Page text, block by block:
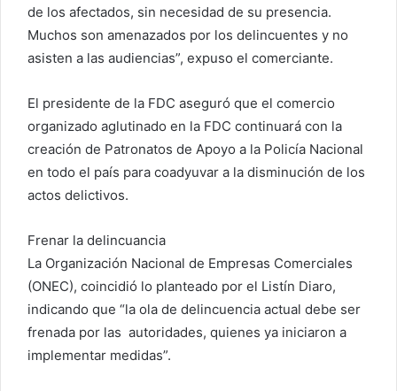
de los afectados, sin necesidad de su presencia.
Muchos son amenazados por los delincuentes y no
asisten a las audiencias”, expuso el comerciante.
El presidente de la FDC aseguró que el comercio
organizado aglutinado en la FDC continuará con la
creación de Patronatos de Apoyo a la Policía Nacional
en todo el país para coadyuvar a la disminución de los
actos delictivos.
Frenar la delincuancia
La Organización Nacional de Empresas Comerciales
(ONEC), coincidió lo planteado por el Listín Diaro,
indicando que “la ola de delincuencia actual debe ser
frenada por las autoridades, quienes ya iniciaron a
implementar medidas”.